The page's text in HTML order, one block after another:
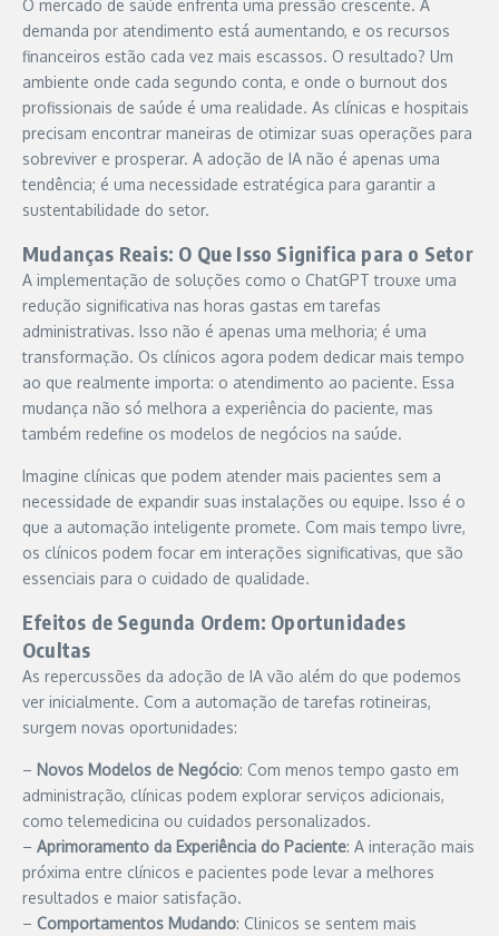
O mercado de saúde enfrenta uma pressão crescente. A
demanda por atendimento está aumentando, e os recursos
financeiros estão cada vez mais escassos. O resultado? Um
ambiente onde cada segundo conta, e onde o burnout dos
profissionais de saúde é uma realidade. As clínicas e hospitais
precisam encontrar maneiras de otimizar suas operações para
sobreviver e prosperar. A adoção de IA não é apenas uma
tendência; é uma necessidade estratégica para garantir a
sustentabilidade do setor.
Mudanças Reais: O Que Isso Significa para o Setor
A implementação de soluções como o ChatGPT trouxe uma
redução significativa nas horas gastas em tarefas
administrativas. Isso não é apenas uma melhoria; é uma
transformação. Os clínicos agora podem dedicar mais tempo
ao que realmente importa: o atendimento ao paciente. Essa
mudança não só melhora a experiência do paciente, mas
também redefine os modelos de negócios na saúde.
Imagine clínicas que podem atender mais pacientes sem a
necessidade de expandir suas instalações ou equipe. Isso é o
que a automação inteligente promete. Com mais tempo livre,
os clínicos podem focar em interações significativas, que são
essenciais para o cuidado de qualidade.
Efeitos de Segunda Ordem: Oportunidades
Ocultas
As repercussões da adoção de IA vão além do que podemos
ver inicialmente. Com a automação de tarefas rotineiras,
surgem novas oportunidades:
– Novos Modelos de Negócio: Com menos tempo gasto em
administração, clínicas podem explorar serviços adicionais,
como telemedicina ou cuidados personalizados.
– Aprimoramento da Experiência do Paciente: A interação mais
próxima entre clínicos e pacientes pode levar a melhores
resultados e maior satisfação.
– Comportamentos Mudando: Clinicos se sentem mais